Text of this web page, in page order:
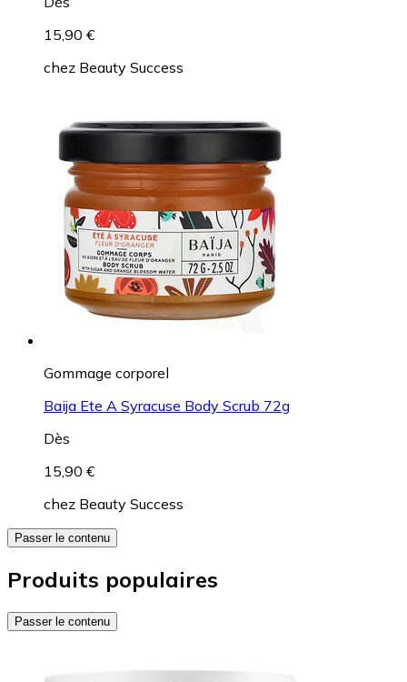
15,90 €
chez Beauty Success
Gommage corporel
Baija Ete A Syracuse Body Scrub 72g
Dès
15,90 €
chez Beauty Success
Passer le contenu
Produits populaires
Passer le contenu